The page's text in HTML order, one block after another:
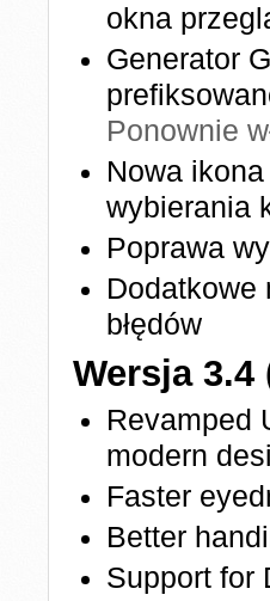
okna
Generator
Ponownie
Nowa
wybierania
Poprawa
Dodatkowe
błędów
Wersja 3.4
Revamped
modern
Faster
Better
Support for